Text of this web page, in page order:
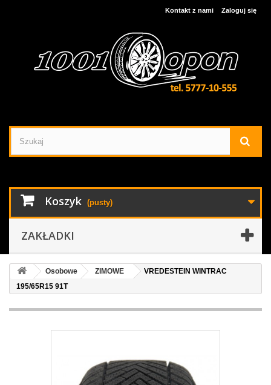
Zaloguj się
Kontakt z nami
Koszyk (pusty)
ZAKŁADKI
Osobowe ZIMOWE
VREDESTEIN WINTRAC
195/65R15 91T